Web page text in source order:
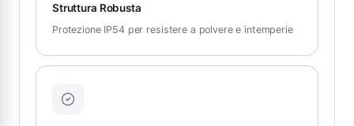
Struttura Robusta
Protezione IP54 per resistere a polvere e intemperie